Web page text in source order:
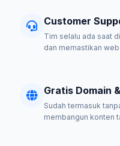
Customer
Tim selalu ada saat
dan memastikan
Gratis Domain
Sudah termasuk
membangun konten